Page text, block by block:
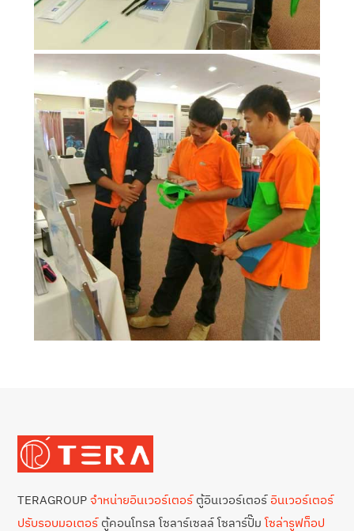
TERAGROUPจำหน่ายอินเวอร์เตอร์ตู้อินเวอร์เตอร์ อินเวอร์เตอร์
ปรับรอบมอเตอร์ตู้คอนโทรล โซลาร์เซลล์ โซลาร์ปั๊ม โซล่ารูฟท็อป